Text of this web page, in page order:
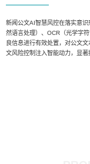
新闻公文AI智慧风控在落实意
然语言处理）、OCR（光学字
良信息进行有效处置，对公文
文风险控制注入智能动力，显著